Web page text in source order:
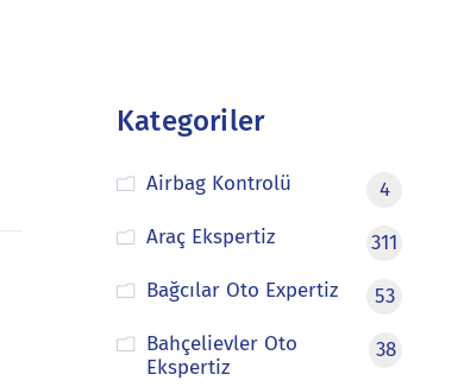
Kategoriler
Airbag Kontrolü
4
Araç Ekspertiz
311
Bağcılar Oto Expertiz
53
Bahçelievler Oto
Ekspertiz
38